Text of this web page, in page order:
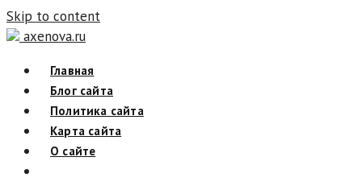
Skip to content
axenova.ru
Главная
Блог сайта
Политика сайта
Карта сайта
О сайте